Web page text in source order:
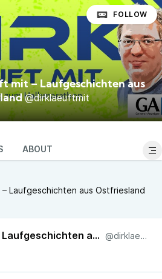
mit – Laufgeschichten aus
@dirklaeuftmit
FOLLOW
ABOUT
Laufgeschichten aus Ostfriesland
Dirk läuft mit – Laufgeschichten aus Ostfriesland @dirklaeuftmit